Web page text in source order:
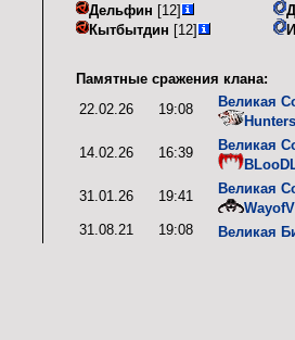
Дельфин [12]
Кытбытдин [12]
Памятные сражения клана:
22.02.26
19:08 Великая
Hunters
14.02.26 16:39 Великая
31.01.26 19:41 Великая
31.08.21 19:08 Великая